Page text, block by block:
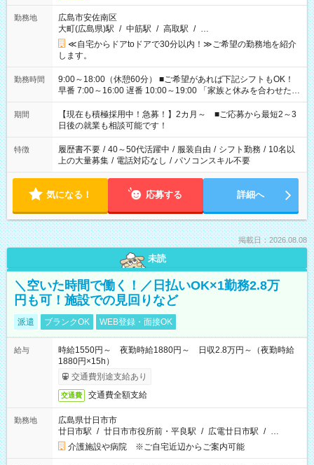
勤務地
広島市安佐南区
大町(広島県)駅 / 中筋駅 / 高取駅 / …
≪自宅からドアtoドアで30分以内！≫ご希望の勤務地を紹介
します。
勤務時間
9:00～18:00（休憩60分） ■ご希望があれば下記シフトもOK！
早番 7:00～16:00 遅番 10:00～19:00 「家族と休みを合わせた
い」 「余裕を持って夕飯の準備がしたい」 「できれば残業はし
たくない」 など、ご希望を教えてくださいね。 ※Wワーク希望
の方へ 今ご覧のお仕事で希望する勤務時間と、もう1つのお仕事
の勤務時間。 合計で週40時間を超える場合は応募できません。
期間
【現在も積極採用中！急募！】2カ月～ ■ご応募から最短2～3
日後の就業も相談可能です！
特徴 履歴書不要 / 40～50代活躍中 / 服装自由 / シフト勤務 / 10名以
上の大量募集 / 電話対応なし / パソコンスキル不要
気になる！ 応募する 詳細へ
掲載日：2026.08.08
未読
＼空いた時間で働く！／日払いOK×1勤務2.8万
円も可！施設での見回りなど
派遣 ブランクOK WEB登録・面接OK
給与
時給1550円～ 夜勤時給1880円～ 日収2.8万円～（夜勤時給
1880円×15h）
交通費別途支給あり
交通費 交通費全額支給
勤務地
広島県廿日市市
廿日市駅 / 廿日市市役所前・平良駅 / 広電廿日市駅 / …
介護施設や病院 ※ご自宅近辺からご案内可能